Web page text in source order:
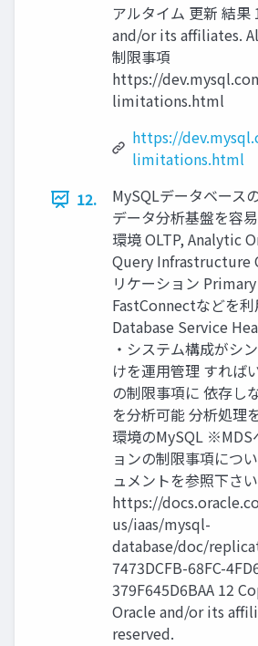
アルタイム 更新 結
and/or its affiliates.
制限事項
https://
limitations.html
https://
limitations.html
12.
MySQLデータベース
データ分析基盤を容
環境 OLTP, Analytic
Query Infrastructure
リケーション Primary
FastConnectなどを
Database Service
・システム構成がシ
けを運⽤管理 すれば
の制限事項に 依存し
を分析可能 分析処理
環境のMySQL ※MDS
ョンの制限事項につ
ュメントを参照下さい
https://
us/iaas/mysql-
database/doc/
7473DCFB-68FC-
379F645D6BAA 12
Oracle and/or its
reserved.